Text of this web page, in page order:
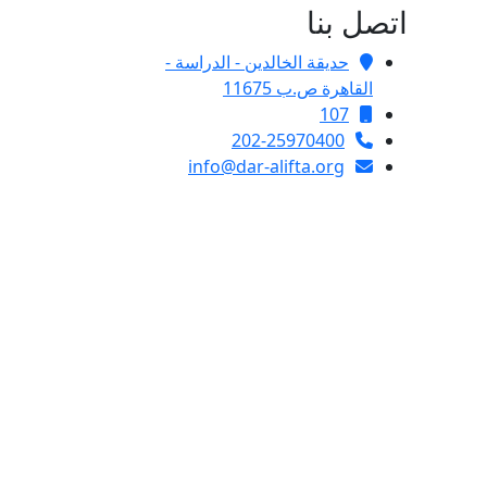
اتصل بنا
حديقة الخالدين - الدراسة -
القاهرة ص.ب 11675
107
202-25970400
info@dar-alifta.org